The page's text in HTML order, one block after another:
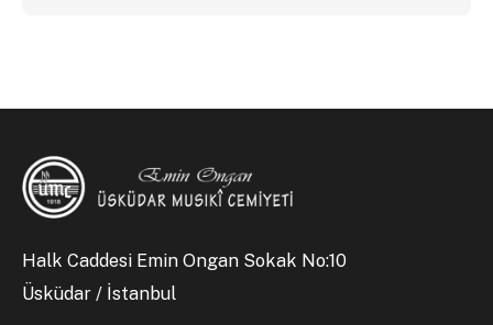
Halk Caddesi Emin Ongan Sokak No:10
Üsküdar / İstanbul